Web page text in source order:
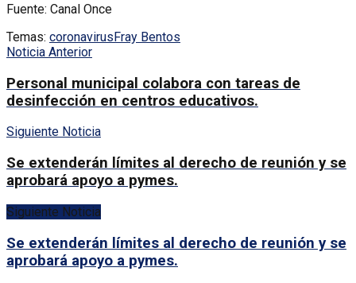
Fuente: Canal Once
Temas: coronavirusFray Bentos
Noticia Anterior
Personal municipal colabora con tareas de
desinfección en centros educativos.
Siguiente Noticia
Se extenderán límites al derecho de reunión y se
aprobará apoyo a pymes.
Siguiente Noticia
Se extenderán límites al derecho de reunión y se
aprobará apoyo a pymes.